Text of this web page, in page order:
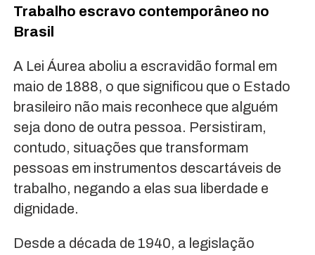
Trabalho escravo contemporâneo no
Brasil
A Lei Áurea aboliu a escravidão formal em
maio de 1888, o que significou que o Estado
brasileiro não mais reconhece que alguém
seja dono de outra pessoa. Persistiram,
contudo, situações que transformam
pessoas em instrumentos descartáveis de
trabalho, negando a elas sua liberdade e
dignidade.
Desde a década de 1940, a legislação